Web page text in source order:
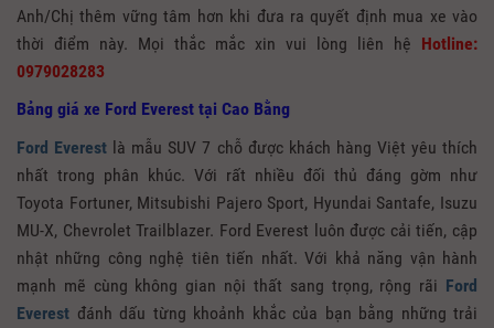
Anh/Chị thêm vững tâm hơn khi đưa ra quyết định mua xe vào
thời điểm này. Mọi thắc mắc xin vui lòng liên hệ Hotline:
0979028283
Bảng giá xe Ford Everest tại Cao Bằng
Ford Everest là mẫu SUV 7 chỗ được khách hàng Việt yêu thích
nhất trong phân khúc. Với rất nhiều đối thủ đáng gờm như
Toyota Fortuner, Mitsubishi Pajero Sport, Hyundai Santafe, Isuzu
MU-X, Chevrolet Trailblazer. Ford Everest luôn được cải tiến, cập
nhật những công nghệ tiên tiến nhất. Với khả năng vận hành
mạnh mẽ cùng không gian nội thất sang trọng, rộng rãi Ford
Everest đánh dấu từng khoảnh khắc của bạn bằng những trải